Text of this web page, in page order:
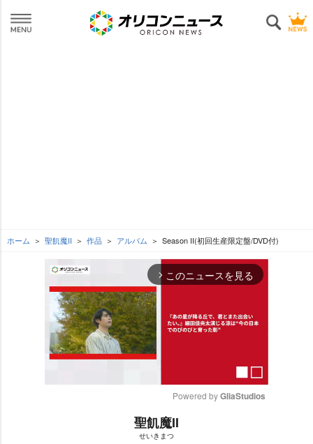
ホーム 聖飢魔II 作品 アルバム Season II(初回生産限定盤/DVD付)
arrow_forward_ios このニュースを見る
Powered by GliaStudios
聖飢魔II
せいきまつ